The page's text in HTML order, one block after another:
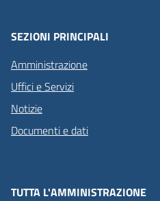
SEZIONI PRINCIPALI
Amministrazione
Uffici e Servizi
Notizie
Documenti e dati
TUTTA L'AMMINISTRAZIONE